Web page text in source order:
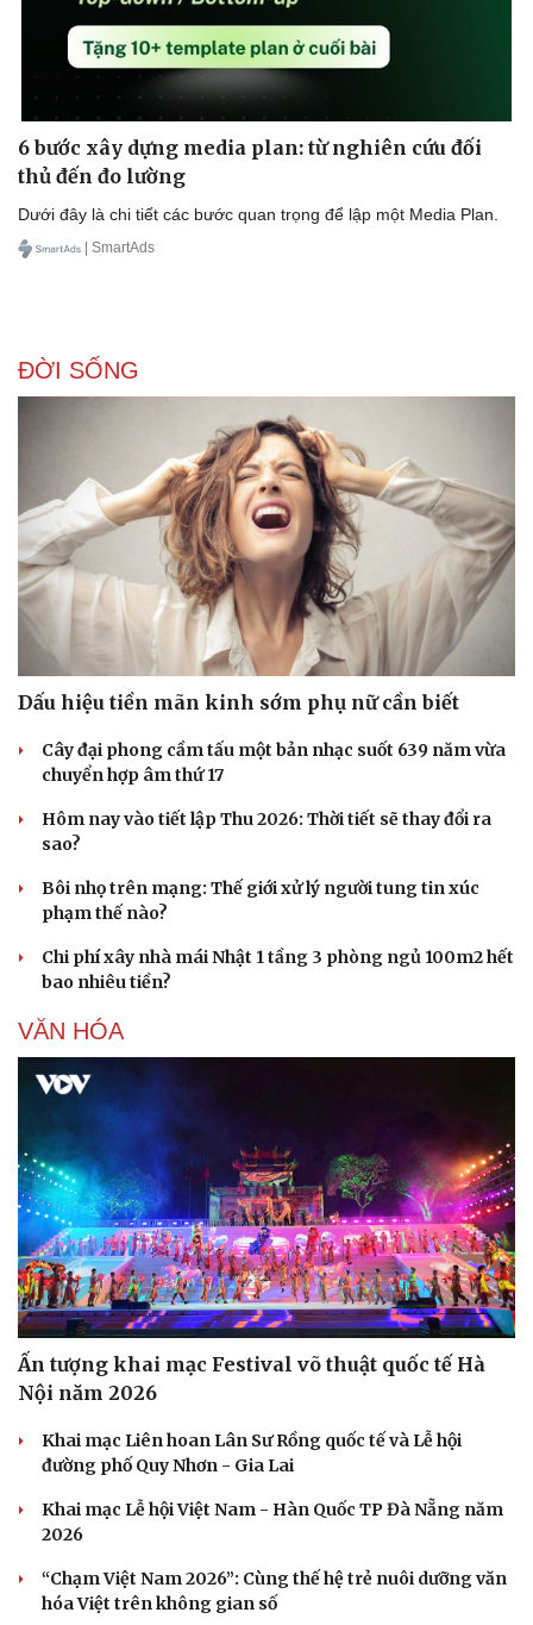
Doanh nghiệp
Thông tin doanh nghiệp
Doanh nghiệp 24h
Vì cộng đồng
Sành điệu
Chuyển đổi số
6 bước xây dựng media plan: từ nghiên cứu đối
thủ đến đo lường
Dưới đây là chi tiết các bước quan trọng để lập một Media Plan.
| SmartAds
ĐỜI SỐNG
Dấu hiệu tiền mãn kinh sớm phụ nữ cần biết
Cây đại phong cầm tấu một bản nhạc suốt 639 năm vừa
chuyển hợp âm thứ 17
Hôm nay vào tiết lập Thu 2026: Thời tiết sẽ thay đổi ra
sao?
Bôi nhọ trên mạng: Thế giới xử lý người tung tin xúc
phạm thế nào?
Chi phí xây nhà mái Nhật 1 tầng 3 phòng ngủ 100m2 hết
bao nhiêu tiền?
VĂN HÓA
Ấn tượng khai mạc Festival võ thuật quốc tế Hà
Nội năm 2026
Khai mạc Liên hoan Lân Sư Rồng quốc tế và Lễ hội
đường phố Quy Nhơn - Gia Lai
Khai mạc Lễ hội Việt Nam - Hàn Quốc TP Đà Nẵng năm
2026
“Chạm Việt Nam 2026”: Cùng thế hệ trẻ nuôi dưỡng văn
hóa Việt trên không gian số